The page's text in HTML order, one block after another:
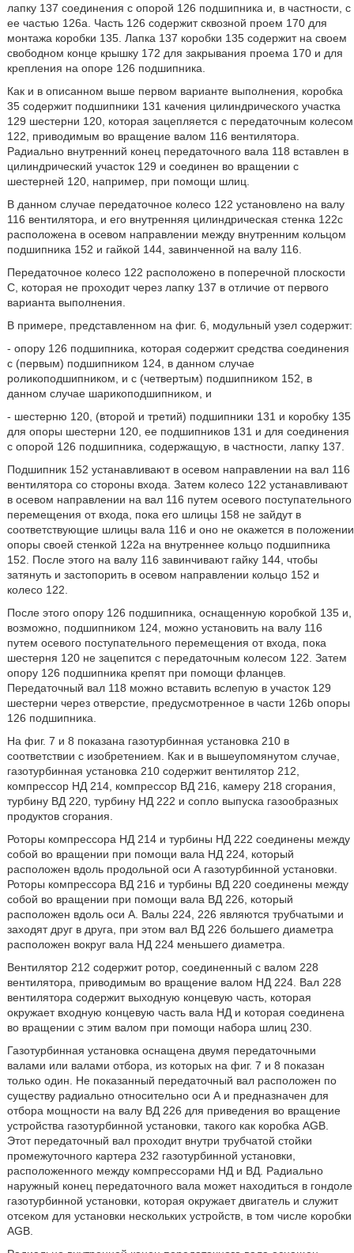
лапку 137 соединения с опорой 126 подшипника и, в частности, с
ее частью 126а. Часть 126 содержит сквозной проем 170 для
монтажа коробки 135. Лапка 137 коробки 135 содержит на своем
свободном конце крышку 172 для закрывания проема 170 и для
крепления на опоре 126 подшипника.
Как и в описанном выше первом варианте выполнения, коробка
35 содержит подшипники 131 качения цилиндрического участка
129 шестерни 120, которая зацепляется с передаточным колесом
122, приводимым во вращение валом 116 вентилятора.
Радиально внутренний конец передаточного вала 118 вставлен в
цилиндрический участок 129 и соединен во вращении с
шестерней 120, например, при помощи шлиц.
В данном случае передаточное колесо 122 установлено на валу
116 вентилятора, и его внутренняя цилиндрическая стенка 122с
расположена в осевом направлении между внутренним кольцом
подшипника 152 и гайкой 144, завинченной на валу 116.
Передаточное колесо 122 расположено в поперечной плоскости
С, которая не проходит через лапку 137 в отличие от первого
варианта выполнения.
В примере, представленном на фиг. 6, модульный узел содержит:
- опору 126 подшипника, которая содержит средства соединения
с (первым) подшипником 124, в данном случае
роликоподшипником, и с (четвертым) подшипником 152, в
данном случае шарикоподшипником, и
- шестерню 120, (второй и третий) подшипники 131 и коробку 135
для опоры шестерни 120, ее подшипников 131 и для соединения
с опорой 126 подшипника, содержащую, в частности, лапку 137.
Подшипник 152 устанавливают в осевом направлении на вал 116
вентилятора со стороны входа. Затем колесо 122 устанавливают
в осевом направлении на вал 116 путем осевого поступательного
перемещения от входа, пока его шлицы 158 не зайдут в
соответствующие шлицы вала 116 и оно не окажется в положении
опоры своей стенкой 122а на внутреннее кольцо подшипника
152. После этого на валу 116 завинчивают гайку 144, чтобы
затянуть и застопорить в осевом направлении кольцо 152 и
колесо 122.
После этого опору 126 подшипника, оснащенную коробкой 135 и,
возможно, подшипником 124, можно установить на валу 116
путем осевого поступательного перемещения от входа, пока
шестерня 120 не зацепится с передаточным колесом 122. Затем
опору 126 подшипника крепят при помощи фланцев.
Передаточный вал 118 можно вставить вслепую в участок 129
шестерни через отверстие, предусмотренное в части 126b опоры
126 подшипника.
На фиг. 7 и 8 показана газотурбинная установка 210 в
соответствии с изобретением. Как и в вышеупомянутом случае,
газотурбинная установка 210 содержит вентилятор 212,
компрессор НД 214, компрессор ВД 216, камеру 218 сгорания,
турбину ВД 220, турбину НД 222 и сопло выпуска газообразных
продуктов сгорания.
Роторы компрессора НД 214 и турбины НД 222 соединены между
собой во вращении при помощи вала НД 224, который
расположен вдоль продольной оси А газотурбинной установки.
Роторы компрессора ВД 216 и турбины ВД 220 соединены между
собой во вращении при помощи вала ВД 226, который
расположен вдоль оси А. Валы 224, 226 являются трубчатыми и
заходят друг в друга, при этом вал ВД 226 большего диаметра
расположен вокруг вала НД 224 меньшего диаметра.
Вентилятор 212 содержит ротор, соединенный с валом 228
вентилятора, приводимым во вращение валом НД 224. Вал 228
вентилятора содержит выходную концевую часть, которая
окружает входную концевую часть вала НД и которая соединена
во вращении с этим валом при помощи набора шлиц 230.
Газотурбинная установка оснащена двумя передаточными
валами или валами отбора, из которых на фиг. 7 и 8 показан
только один. Не показанный передаточный вал расположен по
существу радиально относительно оси А и предназначен для
отбора мощности на валу ВД 226 для приведения во вращение
устройства газотурбинной установки, такого как коробка AGB.
Этот передаточный вал проходит внутри трубчатой стойки
промежуточного картера 232 газотурбинной установки,
расположенного между компрессорами НД и ВД. Радиально
наружный конец передаточного вала может находиться в гондоле
газотурбинной установки, которая окружает двигатель и служит
отсеком для установки нескольких устройств, в том числе коробки
AGB.